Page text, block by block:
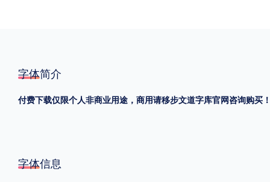
格式
地区
字体简介
付费下载仅限个人非商业用途，商用请移步文道字库官网咨询购买
字体信息